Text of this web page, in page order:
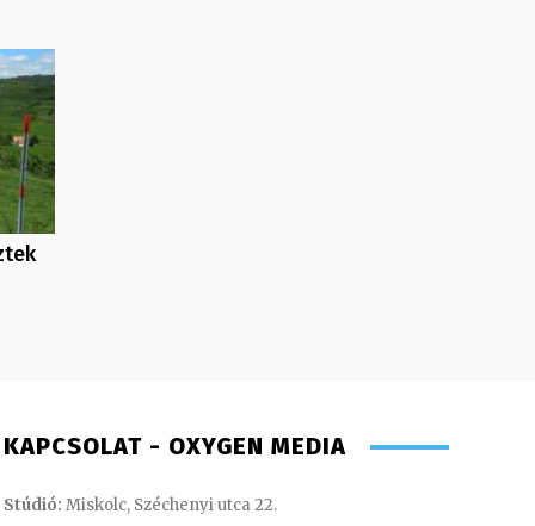
KAPCSOLAT - OXYGEN MEDIA
Stúdió: Miskolc, Széchenyi utca 22.